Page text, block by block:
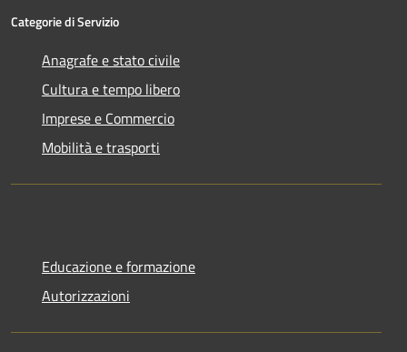
Categorie di Servizio
Anagrafe e stato civile
Cultura e tempo libero
Imprese e Commercio
Mobilità e trasporti
Educazione e formazione
Autorizzazioni